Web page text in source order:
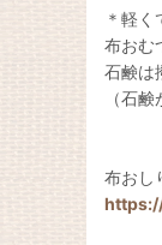
＊軽く
布おむ
石鹸は
（石
布おし